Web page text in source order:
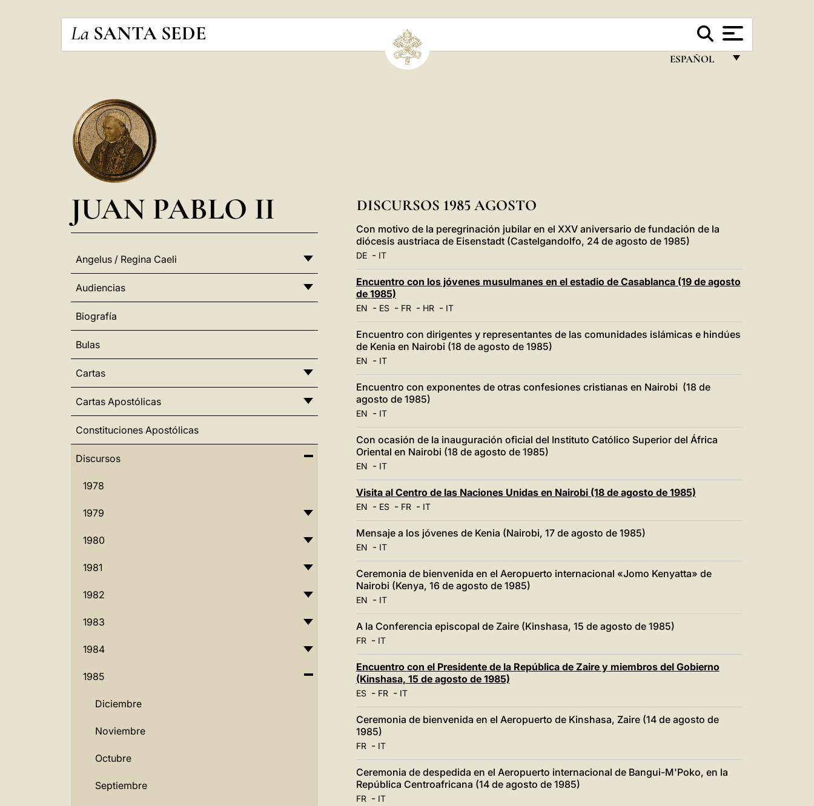
La SANTA SEDE
ESPAÑOL
POLSKI
العربيّة
中文
JUAN PABLO II
Angelus / Regina Caeli
Audiencias
Biografía
Bulas
Cartas
Cartas Apostólicas
Constituciones Apostólicas
Discursos
1978
1979
1980
1981
1982
1983
1984
1985
Diciembre
Noviembre
Octubre
Septiembre
DISCURSOS 1985 AGOSTO
Con motivo de la peregrinación jubilar en el XXV aniversario de fundación de la
diócesis austriaca de Eisenstadt (Castelgandolfo, 24 de agosto de 1985)
DE- IT
Encuentro con los jóvenes musulmanes en el estadio de Casablanca (19 de agosto
de 1985)
EN - ES- FR- HR- IT
Encuentro con dirigentes y representantes de las comunidades islámicas e hindúes
de Kenia en Nairobi (18 de agosto de 1985)
EN - IT
Encuentro con exponentes de otras confesiones cristianas en Nairobi (18 de
agosto de 1985)
EN - IT
Con ocasión de la inauguración oficial del Instituto Católico Superior del África
Oriental en Nairobi (18 de agosto de 1985)
EN - IT
Visita al Centro de las Naciones Unidas en Nairobi (18 de agosto de 1985)
EN - ES- FR- IT
Mensaje a los jóvenes de Kenia (Nairobi, 17 de agosto de 1985)
EN - IT
Ceremonia de bienvenida en el Aeropuerto internacional «Jomo Kenyatta» de
Nairobi (Kenya, 16 de agosto de 1985)
EN - IT
A la Conferencia episcopal de Zaire (Kinshasa, 15 de agosto de 1985)
FR- IT
Encuentro con el Presidente de la República de Zaire y miembros del Gobierno
(Kinshasa, 15 de agosto de 1985)
ES- FR- IT
Ceremonia de bienvenida en el Aeropuerto de Kinshasa, Zaire (14 de agosto de
1985)
FR- IT
Ceremonia de despedida en el Aeropuerto internacional de Bangui-M'Poko, en la
República Centroafricana (14 de agosto de 1985)
FR- IT